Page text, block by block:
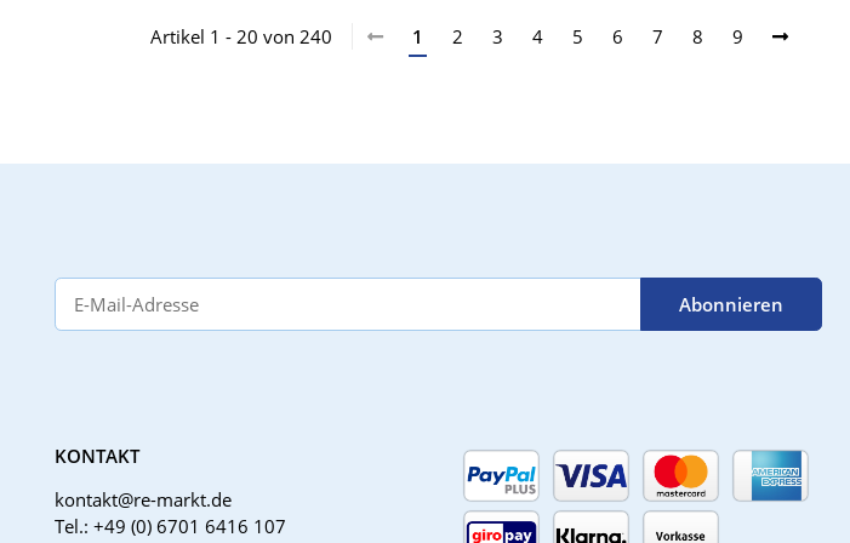
Artikel 1 - 20 von 240 1 2 3 4 5 6 7 8 9
Abonnieren
KONTAKT
kontakt@re-markt.de
Tel.: +49 (0) 6701 6416 107